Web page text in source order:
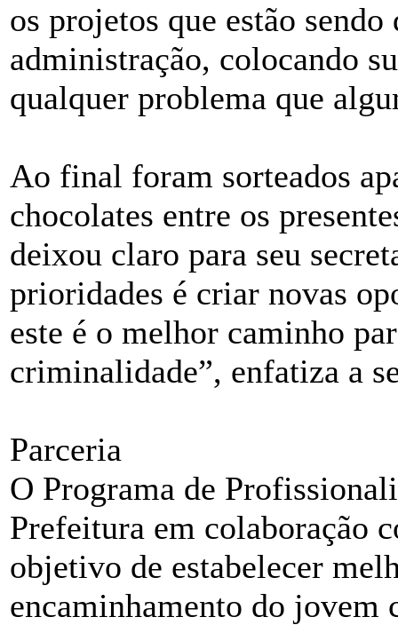
os projetos que estão
administração, colocando
qualquer problema que
Ao final foram sorteados
chocolates entre os
deixou claro para seu
prioridades é criar novas
este é o melhor caminho
criminalidade”, enfatiza a
Parceria
O Programa de
Prefeitura em colaboração
objetivo de estabelecer
encaminhamento do jovem